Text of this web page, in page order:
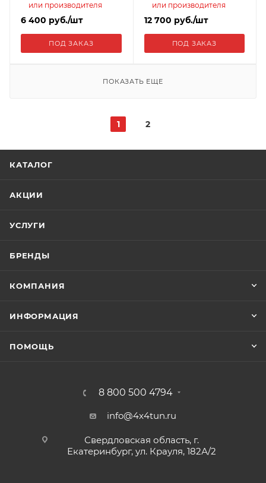
задний, лифт 50мм
4062S
или производителя
6 400 руб./шт
ПОД ЗАКАЗ
2009-2015 4095S
или производителя
12 700 руб./шт
ПОД ЗАКАЗ
ПОКАЗАТЬ ЕЩЕ
1 2
КАТАЛОГ
АКЦИИ
УСЛУГИ
БРЕНДЫ
КОМПАНИЯ
ИНФОРМАЦИЯ
ПОМОЩЬ
8 800 500 4794
info@4x4tun.ru
Свердловская область, г.
Екатеринбург, ул. Крауля, 182А/2